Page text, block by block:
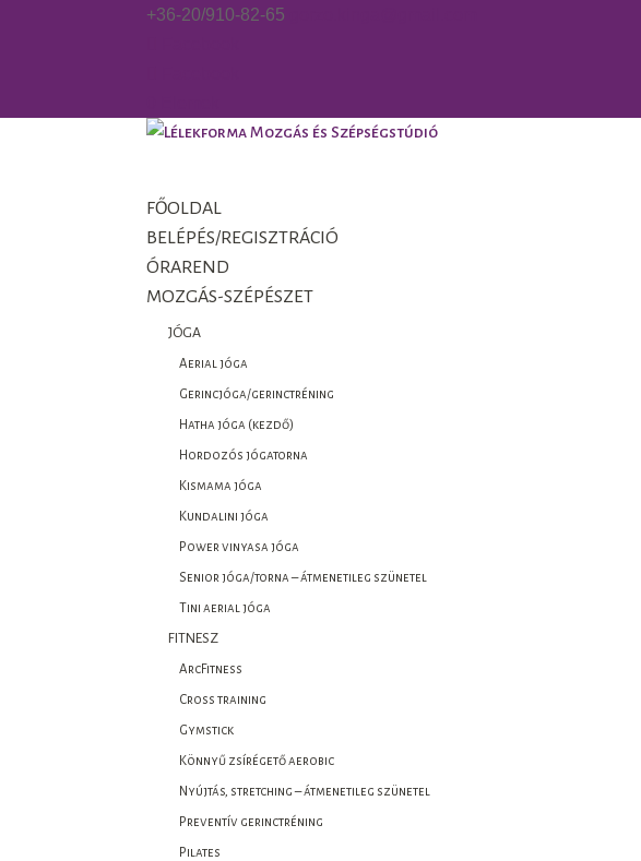
+36-20/910-82-65
FŐOLDAL
BELÉPÉS/REGISZTRÁCIÓ
ÓRAREND
MOZGÁS-SZÉPÉSZET
JÓGA
Aerial jóga
Gerincjóga/gerinctréning
Hatha jóga (kezdő)
Hordozós jógatorna
Kismama jóga
Kundalini jóga
Power vinyasa jóga
Senior jóga/torna – átmenetileg szünetel
Tini aerial jóga
FITNESZ
ArcFitness
Cross training
Gymstick
Könnyű zsírégető aerobic
Nyújtás, stretching – átmenetileg szünetel
Preventív gerinctréning
Pilates